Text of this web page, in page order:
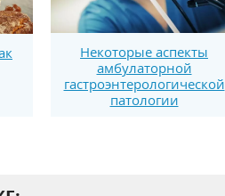
Некоторые аспекты
амбулаторной
гастроэнтерологической
патологии